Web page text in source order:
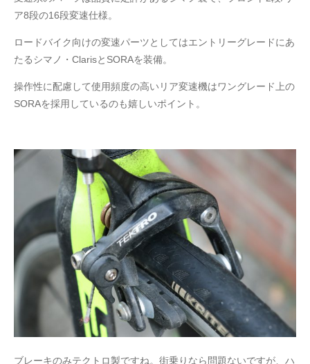
ア8段の16段変速仕様。
ロードバイク向けの変速パーツとしてはエントリーグレードにあ
たるシマノ・ClarisとSORAを装備。
操作性に配慮して使用頻度の高いリア変速機はワングレード上の
SORAを採用しているのも嬉しいポイント。
ブレーキのみテクトロ製ですね。街乗りなら問題ないですが、ハ